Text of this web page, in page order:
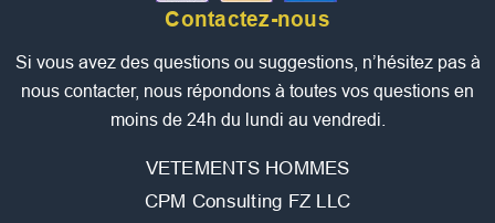
Contactez-nous
Si vous avez des questions ou suggestions, n’hésitez pas à
nous contacter, nous répondons à toutes vos questions en
moins de 24h du lundi au vendredi.
VETEMENTS HOMMES
CPM Consulting FZ LLC